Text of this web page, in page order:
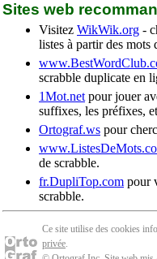
Sites web
Visitez WikWik.org -
listes à partir des
scrabble duplicate en
1Mot.net pour jouer
suffixes, les préfixes,
Ortograf.ws pour
de scrabble.
fr.DupliTop.com pour
scrabble.
Ce site utilise des cookies
privée.